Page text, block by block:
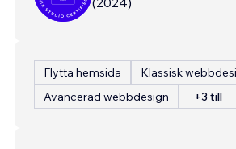
Flytta hemsida
Klassisk
Avancerad webbdesign
+3 till